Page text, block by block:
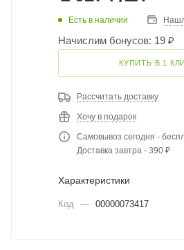
Есть в наличии
Начислим бонусов: 19 ₽
КУПИТЬ В 1
Рассчитать доставку
Хочу в подарок
Самовывоз сегодня -
Доставка завтра - 390 ₽
Характеристики
Код — 00000073417